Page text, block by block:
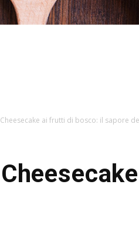
Cheesecake ai frutti di bosco: il sapore